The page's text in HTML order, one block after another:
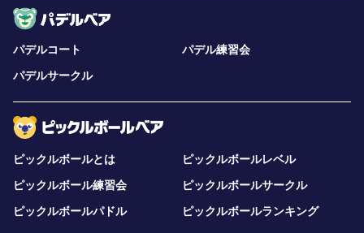
パデルコート
パデル練習会
パデルサークル
ピックルボールとは
ピックルボールレベル
ピックルボール練習会
ピックルボールサークル
ピックルボールパドル
ピックルボールランキング